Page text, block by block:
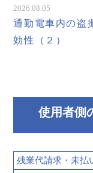
2026.08.05
通勤電車内の盗
効性（２）
使用者側
残業代請求・未払